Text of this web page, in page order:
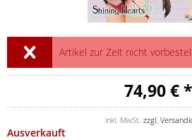
Artikel zur Zeit nicht
74,90 € *
inkl. MwSt. zzgl.
Ausverkauft